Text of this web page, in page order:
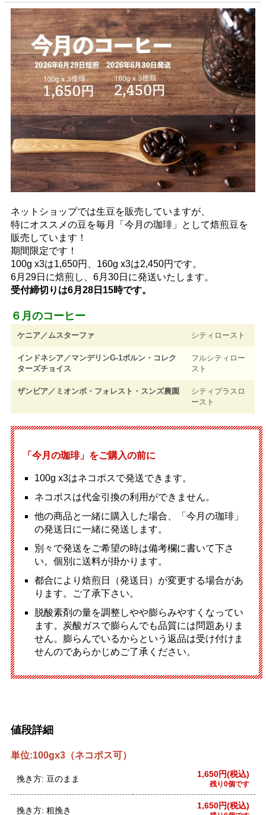
ネットショップでは生豆を販売していますが、
特にオススメの豆を毎月「今月の珈琲」として焙煎豆を
販売しています！
期間限定です！
100g x3は1,650円、160g x3は2,450円です。
6月29日に焙煎し、6月30日に発送いたします。
受付締切りは6月28日15時です。
６月のコーヒー
ケニア／ムスターファ シティロースト
インドネシア／マンデリンG-1ポルン・コレク
ターズチョイス
フルシティロー
スト
ザンビア／ミオンボ・フォレスト・スンズ農園
シティプラスロ
ースト
「今月の珈琲」をご購入の前に
100g x3はネコポスで発送できます。
ネコポスは代金引換の利用ができません。
他の商品と一緒に購入した場合、「今月の珈琲」
の発送日に一緒に発送します。
別々で発送をご希望の時は備考欄に書いて下さ
い。個別に送料が掛かります。
都合により焙煎日（発送日）が変更する場合があ
ります。ご了承下さい。
脱酸素剤の量を調整しやや膨らみやすくなってい
ます。炭酸ガスで膨らんでも品質には問題ありま
せん。膨らんでいるからという返品は受け付けま
せんのであらかじめご了承ください。
値段詳細
単位:100gx3（ネコポス可）
挽き方: 豆のまま 1,650円(税込)
残り0個です
挽き方: 粗挽き 1,650円(税込)